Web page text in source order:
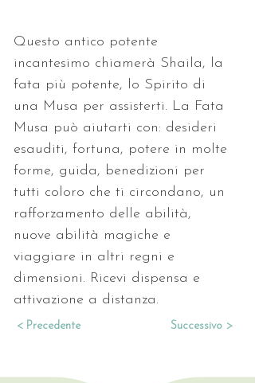
Questo antico potente
incantesimo chiamerà Shaila, la
fata più potente, lo Spirito di
una Musa per assisterti. La Fata
Musa può aiutarti con: desideri
esauditi, fortuna, potere in molte
forme, guida, benedizioni per
tutti coloro che ti circondano, un
rafforzamento delle abilità,
nuove abilità magiche e
viaggiare in altri regni e
dimensioni. Ricevi dispensa e
attivazione a distanza.
< Precedente Successivo >